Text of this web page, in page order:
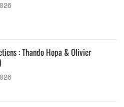
: Thando Hopa & Olivier